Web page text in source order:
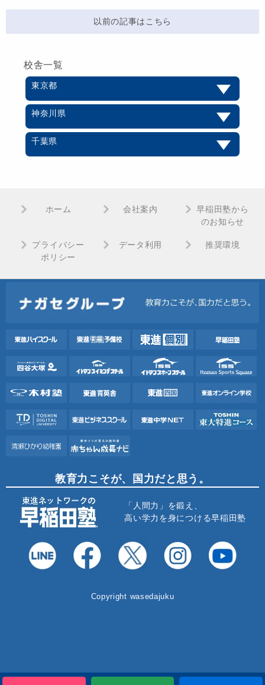
以前の記事はこちら
校舎一覧
東京都
神奈川県
千葉県
ホーム 会社案内
早稲田塾から
のお知らせ
プライバシー
ポリシー
データ利用 推奨環境
教育力こそが、国力だと思う。
「人間力」を鍛え、
高い学力を身につける早稲田塾
Copyright wasedajuku